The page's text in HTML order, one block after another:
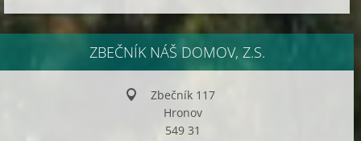
ZBEČNÍK NÁŠ DOMOV, Z.S.
Zbečník 117
Hronov
549 31